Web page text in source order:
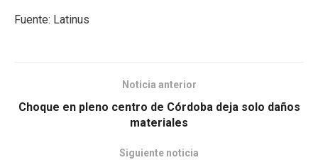
Fuente: Latinus
Noticia anterior
Choque en pleno centro de Córdoba deja solo daños
materiales
Siguiente noticia